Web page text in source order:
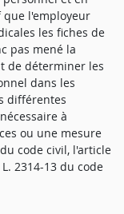
que l'employeur
les fiches de
pas mené la
de déterminer les
dans les
différentes
à
ou une mesure
code civil, l'article
2314-13 du code